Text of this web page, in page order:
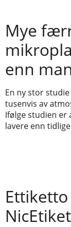
Mye
enn
En ny stor
tusenvis av
Ifølge studien
lavere enn